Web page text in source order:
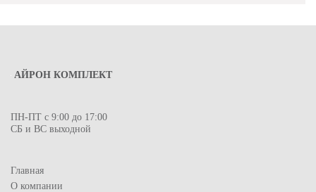
АЙРОН КОМПЛЕКТ
ПН-ПТ с 9:00 до 17:00
СБ и ВС выходной
Главная
О компании